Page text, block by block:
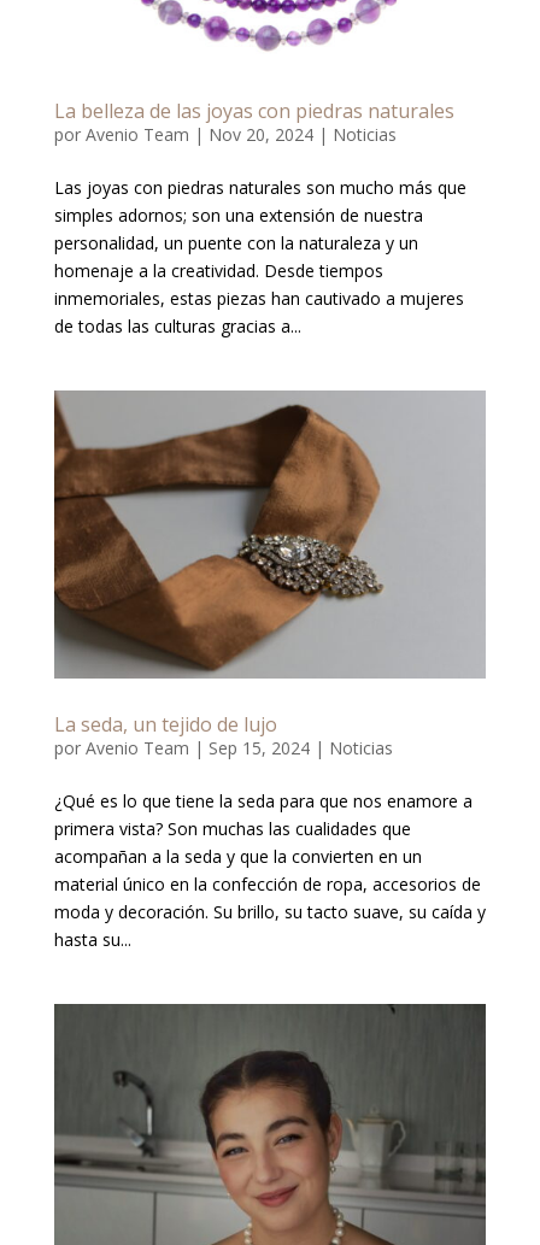
La belleza de las joyas con piedras naturales
por Avenio Team | Nov 20, 2024| Noticias
Las joyas con piedras naturales son mucho más que
simples adornos; son una extensión de nuestra
personalidad, un puente con la naturaleza y un
homenaje a la creatividad. Desde tiempos
inmemoriales, estas piezas han cautivado a mujeres
de todas las culturas gracias a...
La seda, un tejido de lujo
por Avenio Team | Sep 15, 2024| Noticias
¿Qué es lo que tiene la seda para que nos enamore a
primera vista? Son muchas las cualidades que
acompañan a la seda y que la convierten en un
material único en la confección de ropa, accesorios de
moda y decoración. Su brillo, su tacto suave, su caída y
hasta su...